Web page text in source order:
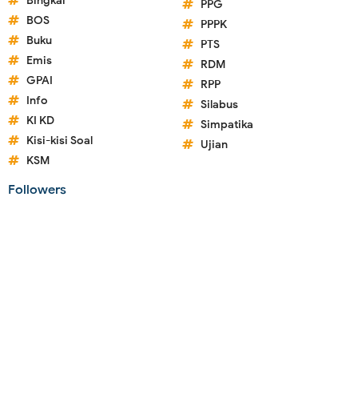
BOS
Buku
Emis
GPAI
Info
KI KD
Kisi-kisi Soal
KSM
PPG
PPPK
PTS
RDM
RPP
Silabus
Simpatika
Ujian
Followers